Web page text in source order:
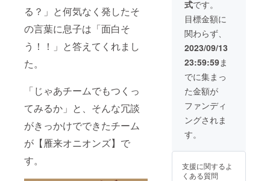
る？」と何気なく発したそ
の言葉に息子は「面白そ
う！！」と答えてくれまし
た。
「じゃあチームでもつくっ
てみるか」と、そんな冗談
がきっかけでできたチーム
が【雁来オニオンズ】で
す。
都度発
注いた
します
のでお
届けま
で約
１ヵ月
ほどか
かりま
す。 ※
サイ
ズ・色
はお選
す。
式です。
目標金額に
関わらず、
2023/09/13
23:59:59ま
でに集まっ
た金額が
ファンディ
ングされま
す。
支援に関するよ
くある質問